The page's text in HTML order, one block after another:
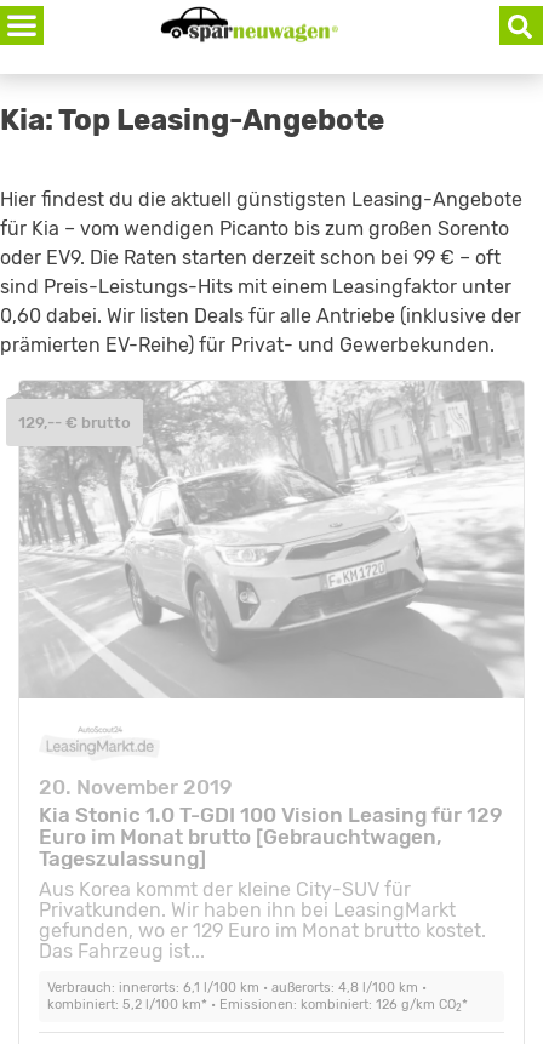
Skip
to
content
Kia: Top Leasing-Angebote
Hier findest du die aktuell günstigsten Leasing-Angebote
für Kia – vom wendigen Picanto bis zum großen Sorento
oder EV9. Die Raten starten derzeit schon bei 99 € – oft
sind Preis-Leistungs-Hits mit einem Leasingfaktor unter
0,60 dabei. Wir listen Deals für alle Antriebe (inklusive der
prämierten EV-Reihe) für Privat- und Gewerbekunden.
20. November 2019
Kia Stonic 1.0 T-GDI 100 Vision Leasing für 129
Euro im Monat brutto [Gebrauchtwagen,
Tageszulassung]
Aus Korea kommt der kleine City-SUV für
Privatkunden. Wir haben ihn bei LeasingMarkt
gefunden, wo er 129 Euro im Monat brutto kostet.
Das Fahrzeug ist...
Verbrauch: innerorts: 6,1 l/100 km • außerorts: 4,8 l/100 km •
kombiniert: 5,2 l/100 km* • Emissionen: kombiniert: 126 g/km CO2*
129,-- € brutto